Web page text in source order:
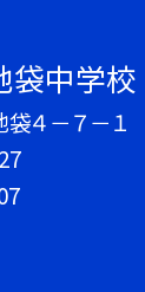
袋中学校
４－７－１